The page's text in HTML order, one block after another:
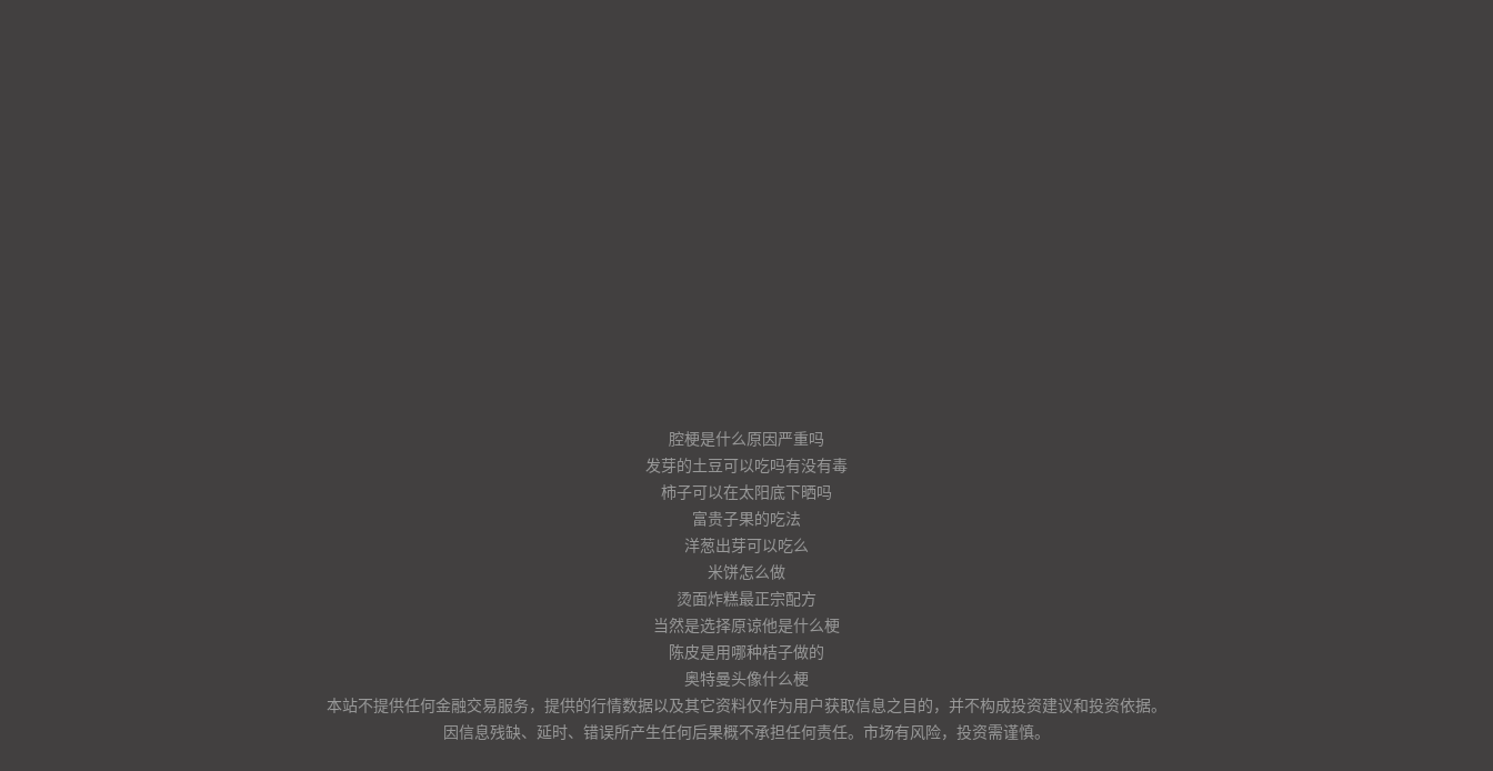
腔梗是什么原因严重吗
发芽的土豆可以吃吗有没有毒
柿子可以在太阳底下晒吗
富贵子果的吃法
洋葱出芽可以吃么
米饼怎么做
烫面炸糕最正宗配方
当然是选择原谅他是什么梗
陈皮是用哪种桔子做的
奥特曼头像什么梗
本站不提供任何金融交易服务，提供的行情数据以及其它资料仅作为用户获取信息之目的，并不构成投资建议和投资依据。
因信息残缺、延时、错误所产生任何后果概不承担任何责任。市场有风险，投资需谨慎。